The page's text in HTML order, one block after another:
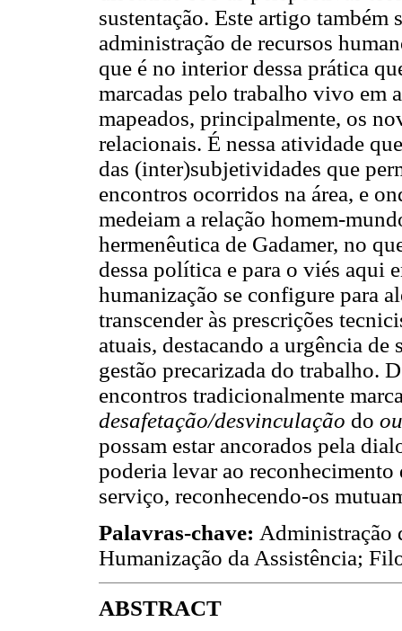
sustentação. Este artigo
administração de recursos
que é no interior dessa prática
marcadas pelo trabalho vivo em
mapeados, principalmente, os
relacionais. É nessa atividade
das (inter)subjetividades que
encontros ocorridos na área, e
medeiam a relação homem-
hermenêutica de Gadamer, no
dessa política e para o viés aqui
humanização se configure para
transcender às prescrições
atuais, destacando a urgência
gestão precarizada do trabalho.
encontros tradicionalmente
desafetação/desvinculação do
possam estar ancorados pela
poderia levar ao
serviço, reconhecendo-os
Palavras-chave: Administração
Humanização da Assistência;
ABSTRACT